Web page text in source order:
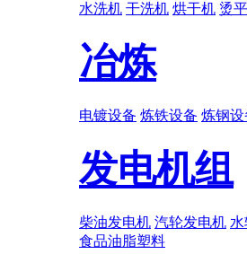
水洗机 干洗机 烘干机 烫
冶炼
电镀设备 炼铁设备 炼钢设
发电机组
柴油发电机 汽轮发电机
食品油脂塑料